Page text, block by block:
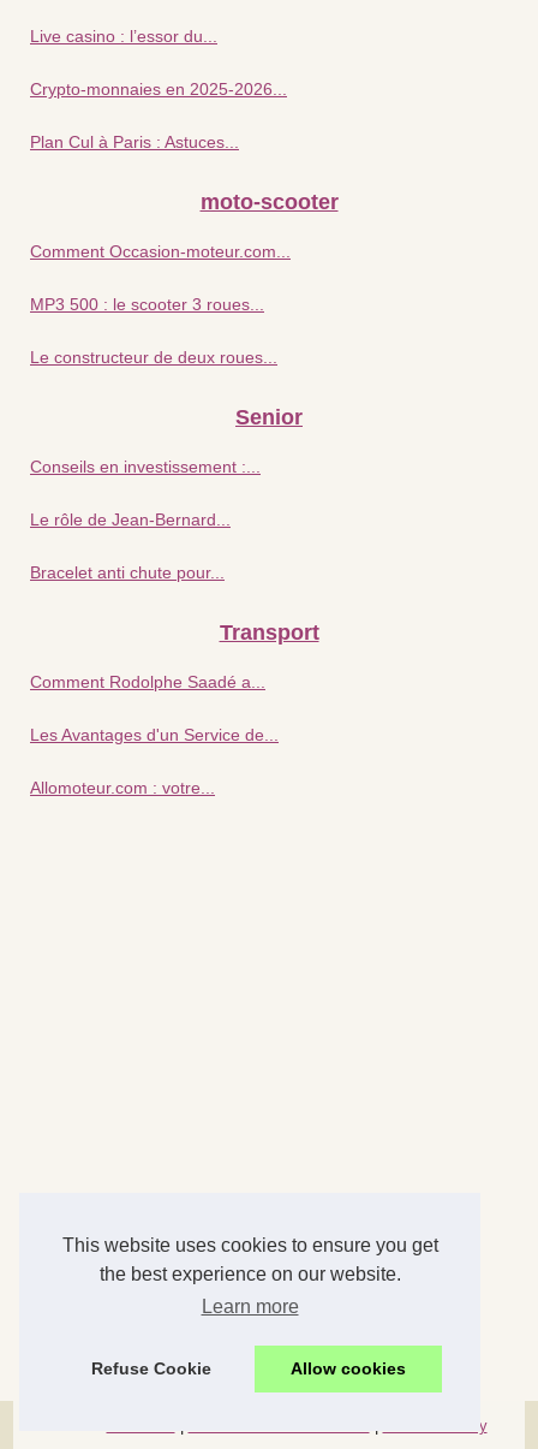
This website uses cookies to ensure you get
the best experience on our website.
Learn more
Refuse Cookie Allow cookies
Live casino : l’essor du...
Crypto-monnaies en 2025-2026...
Plan Cul à Paris : Astuces...
moto-scooter
Comment Occasion-moteur.com...
MP3 500 : le scooter 3 roues...
Le constructeur de deux roues...
Senior
Conseils en investissement :...
Le rôle de Jean-Bernard...
Bracelet anti chute pour...
Transport
Comment Rodolphe Saadé a...
Les Avantages d'un Service de...
Allomoteur.com : votre...
Cookies Policy